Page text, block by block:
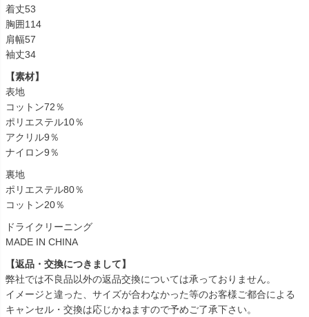
着丈53
胸囲114
肩幅57
袖丈34
【素材】
表地
コットン72％
ポリエステル10％
アクリル9％
ナイロン9％
裏地
ポリエステル80％
コットン20％
ドライクリーニング
MADE IN CHINA
【返品・交換につきまして】
弊社では不良品以外の返品交換については承っておりません。
イメージと違った、サイズが合わなかった等のお客様ご都合による
キャンセル・交換は応じかねますので予めご了承下さい。